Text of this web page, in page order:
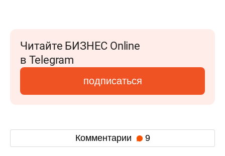
Читайте БИЗНЕС Online
в Telegram
подписаться
Комментарии 9